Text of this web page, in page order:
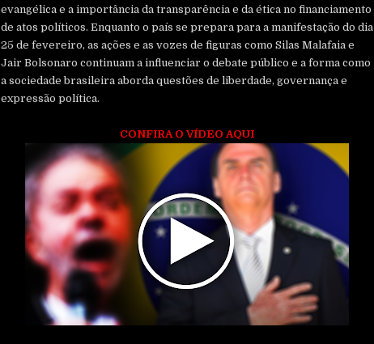
evangélica e a importância da transparência e da ética no financiamento
de atos políticos. Enquanto o país se prepara para a manifestação do dia
25 de fevereiro, as ações e as vozes de figuras como Silas Malafaia e
Jair Bolsonaro continuam a influenciar o debate público e a forma como
a sociedade brasileira aborda questões de liberdade, governança e
expressão política.
CONFIRA O VÍDEO AQUI